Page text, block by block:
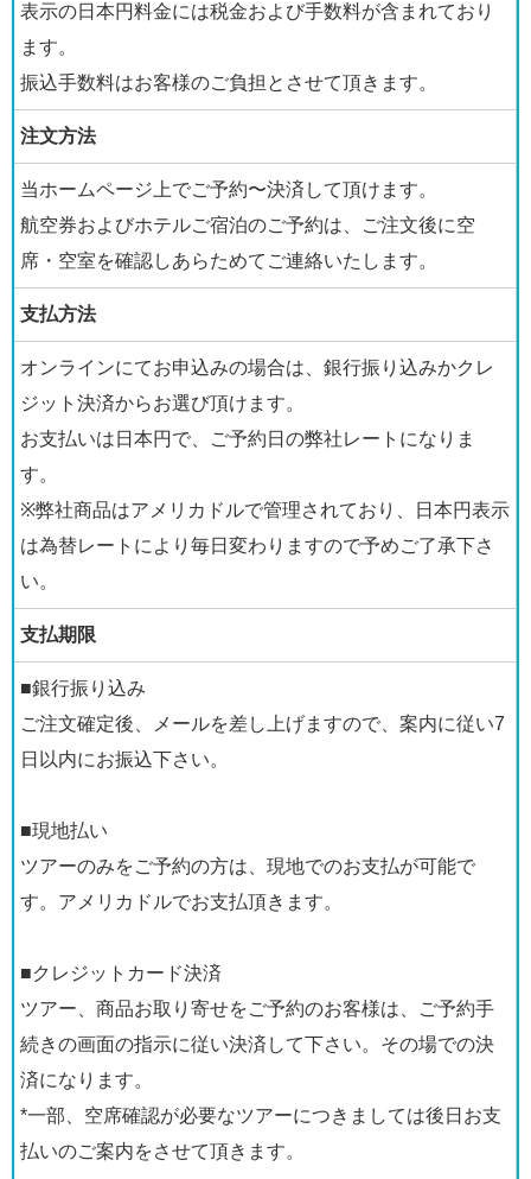
表示の日本円料金には税金および手数料が含まれており
ます。
振込手数料はお客様のご負担とさせて頂きます。
注文方法
当ホームページ上でご予約〜決済して頂けます。
航空券およびホテルご宿泊のご予約は、ご注文後に空
席・空室を確認しあらためてご連絡いたします。
支払方法
オンラインにてお申込みの場合は、銀行振り込みかクレ
ジット決済からお選び頂けます。
お支払いは日本円で、ご予約日の弊社レートになりま
す。
※弊社商品はアメリカドルで管理されており、日本円表示
は為替レートにより毎日変わりますので予めご了承下さ
い。
支払期限
■銀行振り込み
ご注文確定後、メールを差し上げますので、案内に従い7
日以内にお振込下さい。
■現地払い
ツアーのみをご予約の方は、現地でのお支払が可能で
す。アメリカドルでお支払頂きます。
■クレジットカード決済
ツアー、商品お取り寄せをご予約のお客様は、ご予約手
続きの画面の指示に従い決済して下さい。その場での決
済になります。
*一部、空席確認が必要なツアーにつきましては後日お支
払いのご案内をさせて頂きます。